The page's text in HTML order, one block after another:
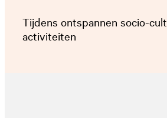
Tijdens ontspannen socio­-
activiteiten